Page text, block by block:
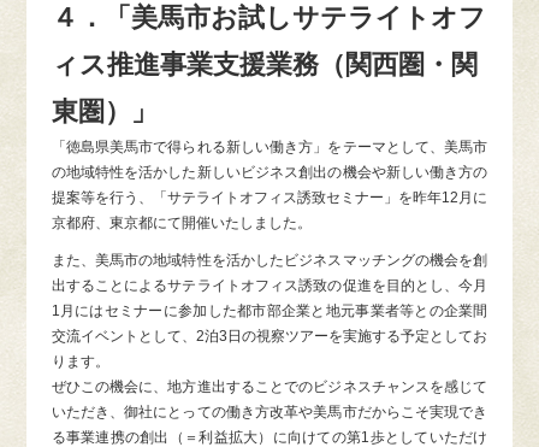
４．「美馬市お試しサテライトオフ
ィス推進事業支援業務（関西圏・関
東圏）」
「徳島県美馬市で得られる新しい働き方」をテーマとして、美馬市
の地域特性を活かした新しいビジネス創出の機会や新しい働き方の
提案等を行う、「サテライトオフィス誘致セミナー」を昨年12月に
京都府、東京都にて開催いたしました。
また、美馬市の地域特性を活かしたビジネスマッチングの機会を創
出することによるサテライトオフィス誘致の促進を目的とし、今月
1月にはセミナーに参加した都市部企業と地元事業者等との企業間
交流イベントとして、2泊3日の視察ツアーを実施する予定としてお
ります。
ぜひこの機会に、地方進出することでのビジネスチャンスを感じて
いただき、御社にとっての働き方改革や美馬市だからこそ実現でき
る事業連携の創出（＝利益拡大）に向けての第1歩としていただけ